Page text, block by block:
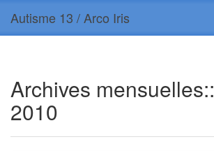
Autisme 13 / Arco Iris
Archives mensuelles::
2010